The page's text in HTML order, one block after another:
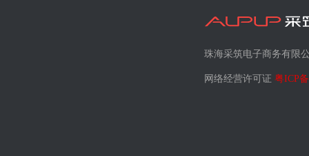
珠海采筑电子商务有限
网络经营许可证 粤ICP